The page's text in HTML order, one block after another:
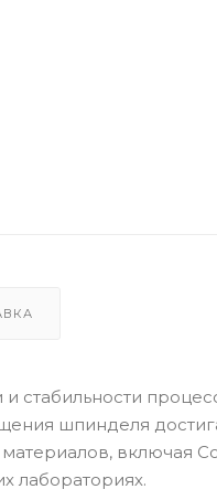
стабильности
шпинделя
включая
лабораториях.